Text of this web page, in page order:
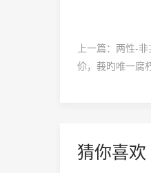
上一篇： 两性-非
伱，莪旳唯一腐
猜你喜欢